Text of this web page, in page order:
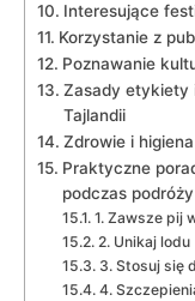
Interesujące
Korzystanie⁤ z
Poznawanie
Zasady etykiety
Tajlandii
Zdrowie i
Praktyczne
podczas
1. Zawsze pij
2. Unikaj lodu
3. Stosuj się
4.